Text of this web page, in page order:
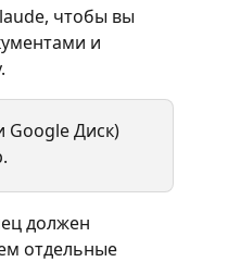
чтобы вы
и
Google Диск)
должен
отдельные